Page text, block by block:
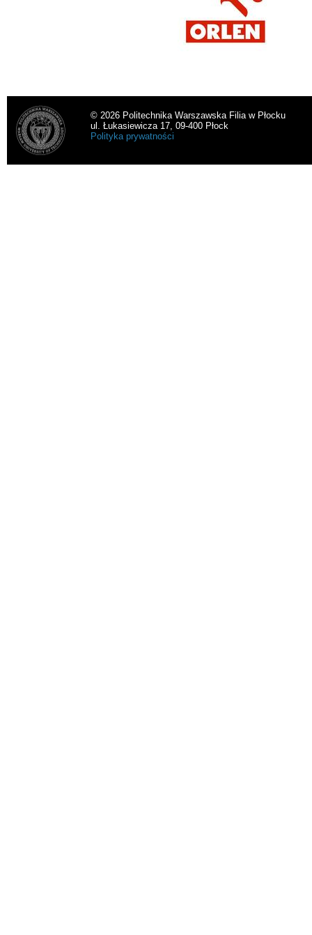
© 2026 Politechnika Warszawska Filia w Płocku
ul. Łukasiewicza 17, 09-400 Płock
Polityka prywatności